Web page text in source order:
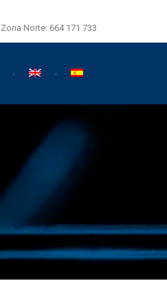
Zona Norte: 664 171 733